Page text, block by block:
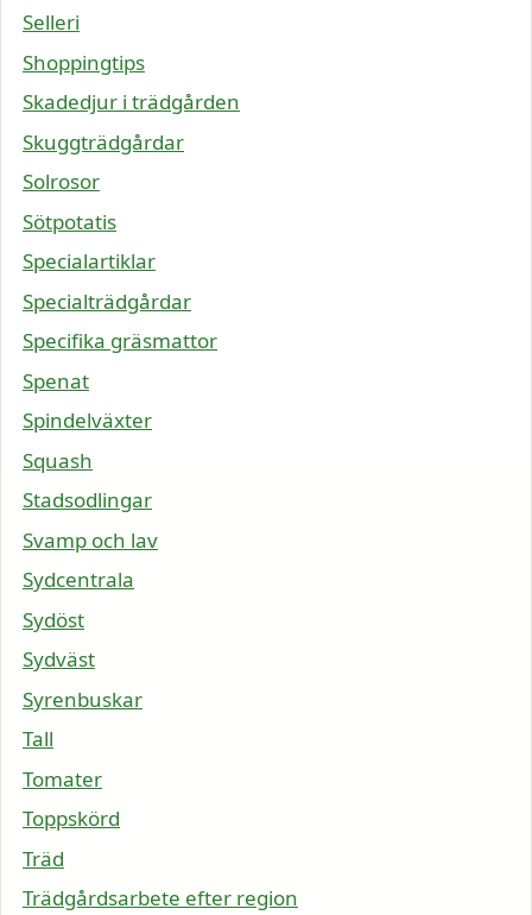
Selleri
Shoppingtips
Skadedjur i trädgården
Skuggträdgårdar
Solrosor
Sötpotatis
Specialartiklar
Specialträdgårdar
Specifika gräsmattor
Spenat
Spindelväxter
Squash
Stadsodlingar
Svamp och lav
Sydcentrala
Sydöst
Sydväst
Syrenbuskar
Tall
Tomater
Toppskörd
Träd
Trädgårdsarbete efter region